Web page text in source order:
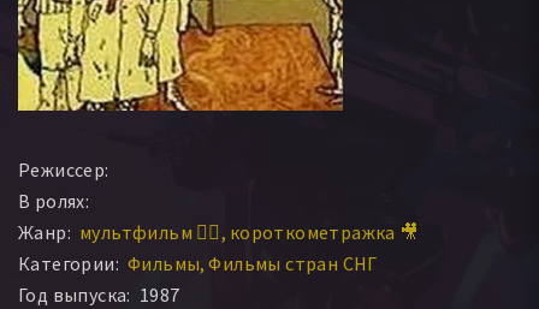
Режиссер:
В ролях:
Жанр: мультфильм 🧚‍♀️ короткометражка 🎥
Категории: Фильмы Фильмы стран СНГ
Год выпуска: 1987